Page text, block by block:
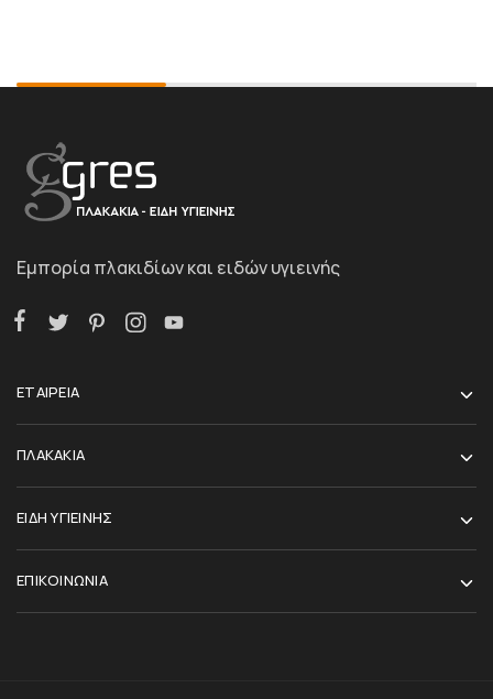
Εμπορία πλακιδίων και ειδών υγιεινής
ΕΤΑΙΡΕΙΑ
ΠΛΑΚΑΚΙΑ
ΕΙΔΗ ΥΓΙΕΙΝΗΣ
ΕΠΙΚΟΙΝΩΝΙΑ